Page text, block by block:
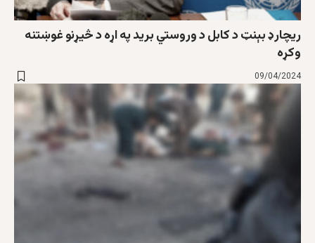
ریچارډ بېنټ د کابل د وروستي برید په اړه د څیړنو غوښتنه
وکړه
09/04/2024